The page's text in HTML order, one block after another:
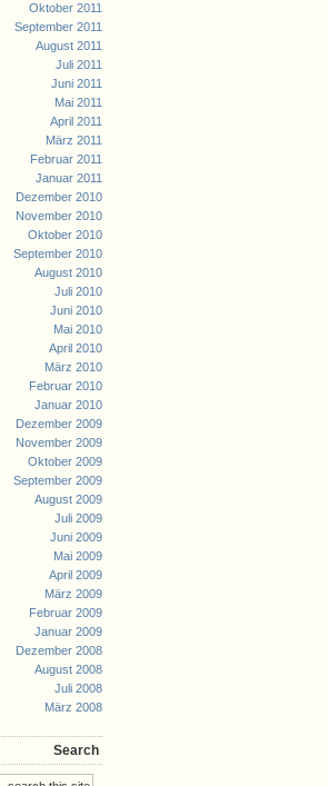
Oktober 2011
September 2011
August 2011
Juli 2011
Juni 2011
Mai 2011
April 2011
März 2011
Februar 2011
Januar 2011
Dezember 2010
November 2010
Oktober 2010
September 2010
August 2010
Juli 2010
Juni 2010
Mai 2010
April 2010
März 2010
Februar 2010
Januar 2010
Dezember 2009
November 2009
Oktober 2009
September 2009
August 2009
Juli 2009
Juni 2009
Mai 2009
April 2009
März 2009
Februar 2009
Januar 2009
Dezember 2008
August 2008
Juli 2008
März 2008
Search